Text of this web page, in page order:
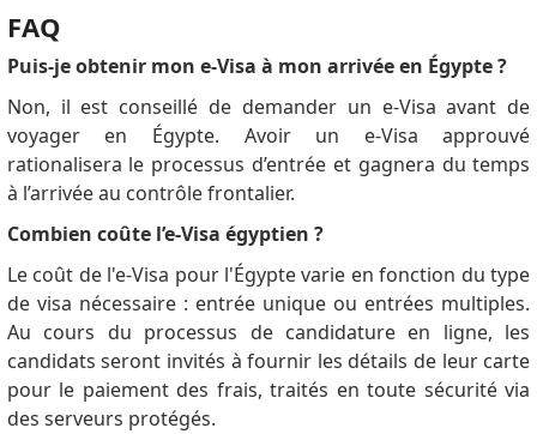
FAQ
Puis-je obtenir mon e-Visa à mon arrivée en Égypte ?
Non, il est conseillé de demander un e-Visa avant de
voyager en Égypte. Avoir un e-Visa approuvé
rationalisera le processus d’entrée et gagnera du temps
à l’arrivée au contrôle frontalier.
Combien coûte l’e-Visa égyptien ?
Le coût de l'e-Visa pour l'Égypte varie en fonction du type
de visa nécessaire : entrée unique ou entrées multiples.
Au cours du processus de candidature en ligne, les
candidats seront invités à fournir les détails de leur carte
pour le paiement des frais, traités en toute sécurité via
des serveurs protégés.